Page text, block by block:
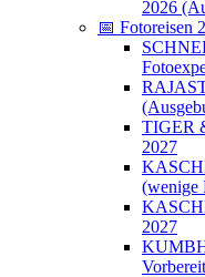
2026
📅 Fotoreisen
TIGER
2027
(wenige
2027